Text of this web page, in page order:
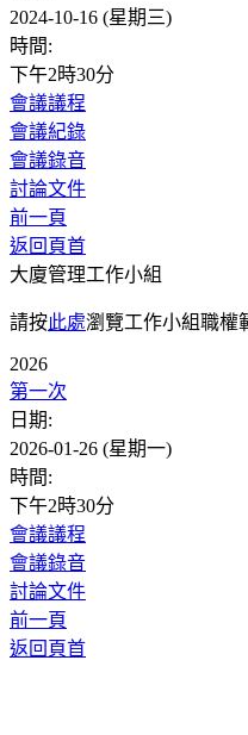
2024-10-16 (星期三)
時間:
下午2時30分
會議議程
會議紀錄
會議錄音
討論文件
前一頁
返回頁首
大廈管理工作小組
請按此處瀏覽工作小組職權
2026
第一次
日期:
2026-01-26 (星期一)
時間:
下午2時30分
會議議程
會議錄音
討論文件
前一頁
返回頁首